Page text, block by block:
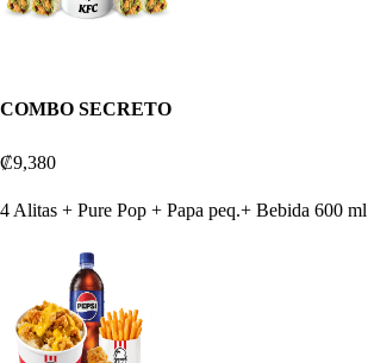
COMBO SECRETO
₡9,380
4 Alitas + Pure Pop + Papa peq.+ Bebida 600 ml